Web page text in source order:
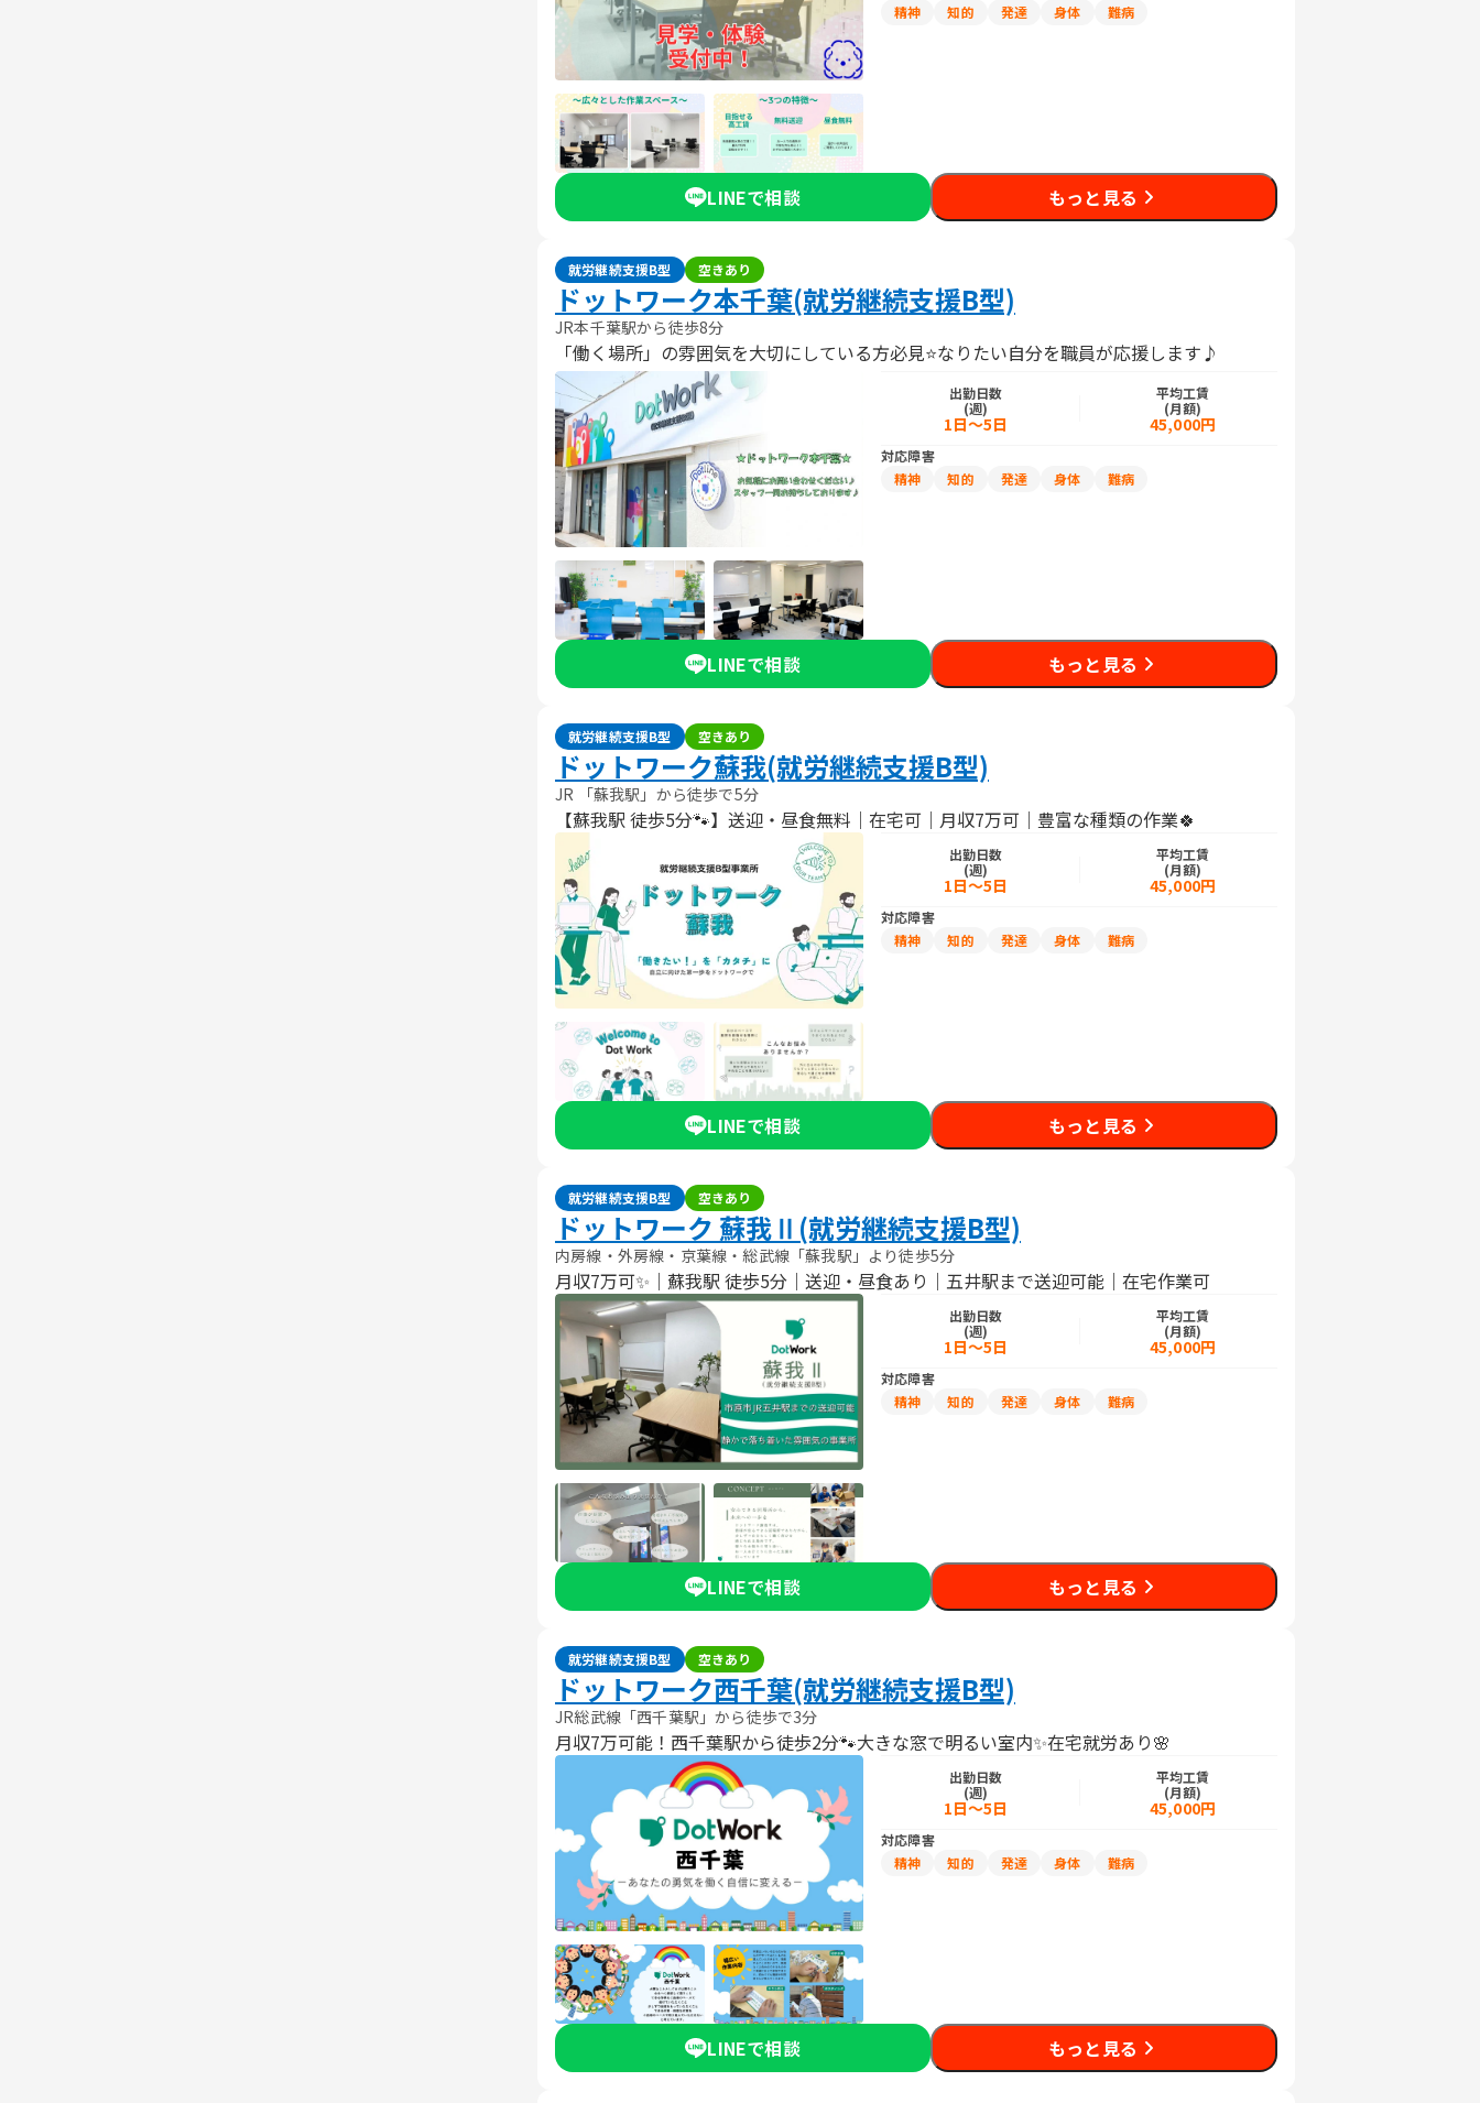
精神
知的 発達 身体 難病
LINEで相談 もっと見る
就労継続支援B型 空きあり
ドットワーク本千葉(就労継続支援B型)
JR本千葉駅から徒歩8分
「働く場所」の雰囲気を大切にしている方必見⭐なりたい自分を職員が応援します♪
出勤日数
(週)
1日～5日
平均工賃
(月額)
45,000円
対応障害
精神
知的 発達 身体 難病
LINEで相談 もっと見る
就労継続支援B型 空きあり
ドットワーク蘇我(就労継続支援B型)
JR 「蘇我駅」から徒歩で5分
【蘇我駅 徒歩5分🐾】送迎・昼食無料｜在宅可｜月収7万可｜豊富な種類の作業🍀
出勤日数
(週)
1日～5日
平均工賃
(月額)
45,000円
対応障害
精神
知的 発達 身体 難病
LINEで相談 もっと見る
就労継続支援B型 空きあり
ドットワーク 蘇我Ⅱ(就労継続支援B型)
内房線・外房線・京葉線・総武線「蘇我駅」より徒歩5分
月収7万可✨｜蘇我駅 徒歩5分｜送迎・昼食あり｜五井駅まで送迎可能｜在宅作業可
出勤日数
(週)
1日～5日
平均工賃
(月額)
45,000円
対応障害
精神
知的 発達 身体 難病
LINEで相談 もっと見る
就労継続支援B型 空きあり
ドットワーク西千葉(就労継続支援B型)
JR総武線「西千葉駅」から徒歩で3分
月収7万可能！西千葉駅から徒歩2分🐾大きな窓で明るい室内✨在宅就労あり🌸
出勤日数
(週)
1日～5日
平均工賃
(月額)
45,000円
対応障害
精神
知的 発達 身体 難病
LINEで相談 もっと見る